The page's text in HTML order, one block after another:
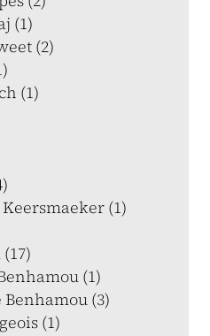
(1)
(2)
(1)
(1)
(1)
(3)
(1)